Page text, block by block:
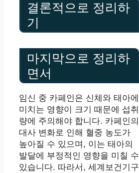
결론적으로 정리하
기
마지막으로 정리하
면서
임신 중 카페인은 신체와 태아에
미치는 영향이 크기 때문에 섭취
량에 주의해야 합니다. 카페인의
대사 변화로 인해 혈중 농도가
높아질 수 있으며, 이는 태아의
발달에 부정적인 영향을 미칠 수
있습니다. 따라서, 세계보건기구